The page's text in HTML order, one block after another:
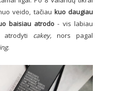
veido, tačiau kuo daugiau
baisiau atrodo - vis labiau
cakey,nors pagal
.